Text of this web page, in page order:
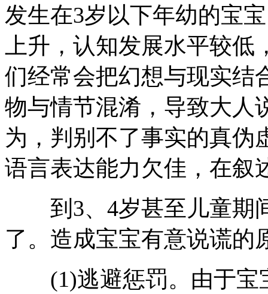
发生在3岁以下年幼的宝
上升，认知发展水平较
们经常会把幻想与现实结
物与情节混淆，导致大人
为，判别不了事实的真伪
语言表达能力欠佳，在叙
到3、4岁甚至儿童期
了。造成宝宝有意说谎的
(1)逃避惩罚。由于宝